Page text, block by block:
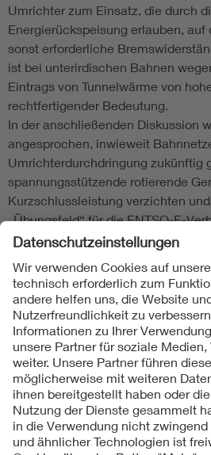
Umrichter zum Einsatz, die durch
Energierückspeisung erlauben, auf
sonst erforderliche
ist bei unterirdischen Bahnen
Eintrags von Tunnelwärme von
rechtfertigender Bedeutung.
In der anschließenden Diskussion
angesprochen, inwieweit
Umrichterdurchdringung zukünftig
spannungsstützende rotierende
Kurzschlussleistung verzichten
„Übungsfeld“ für die ENTSO-E-
können, in denen der Anteil der
Stromtransport (Offshore,Nord-
Andreas Steimel
Folgen Sie uns